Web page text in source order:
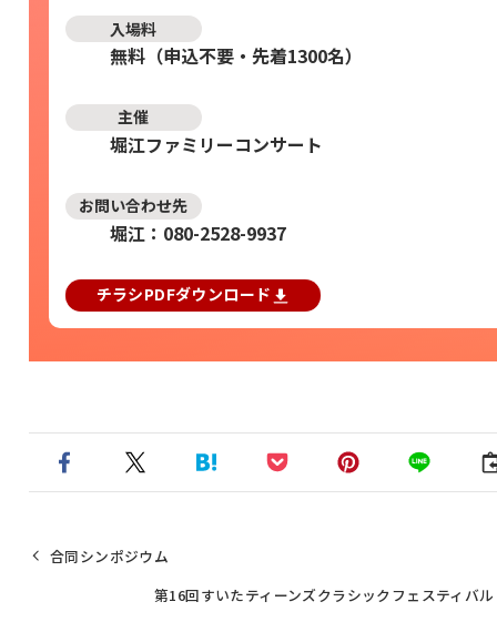
入場料
無料（申込不要・先着1300名）
主催
堀江ファミリーコンサート
お問い合わせ先
堀江：080-2528-9937
チラシPDFダウンロード
合同シンポジウム
第16回すいたティーンズクラシックフェスティバ